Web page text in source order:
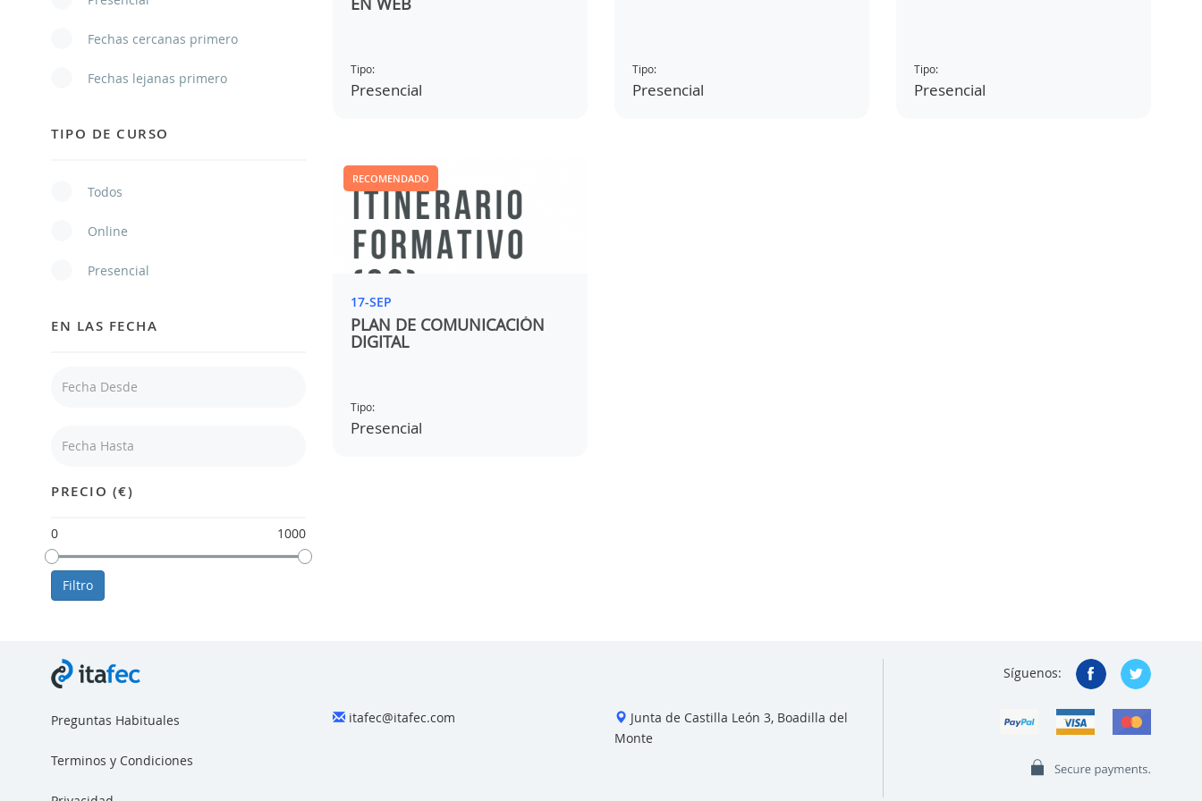
Fechas cercanas primero
Fechas lejanas primero
TIPO DE CURSO
Todos
Online
Presencial
EN LAS FECHA
PRECIO (€)
0 1000
Filtro
Tipo:
Presencial
Tipo:
Presencial
Tipo:
Presencial
RECOMENDADO
17-SEP
PLAN DE COMUNICACIÓN
DIGITAL
Tipo:
Presencial
Preguntas Habituales
Terminos y Condiciones
itafec@itafec.com
Junta de Castilla León 3, Boadilla del
Monte
Síguenos: